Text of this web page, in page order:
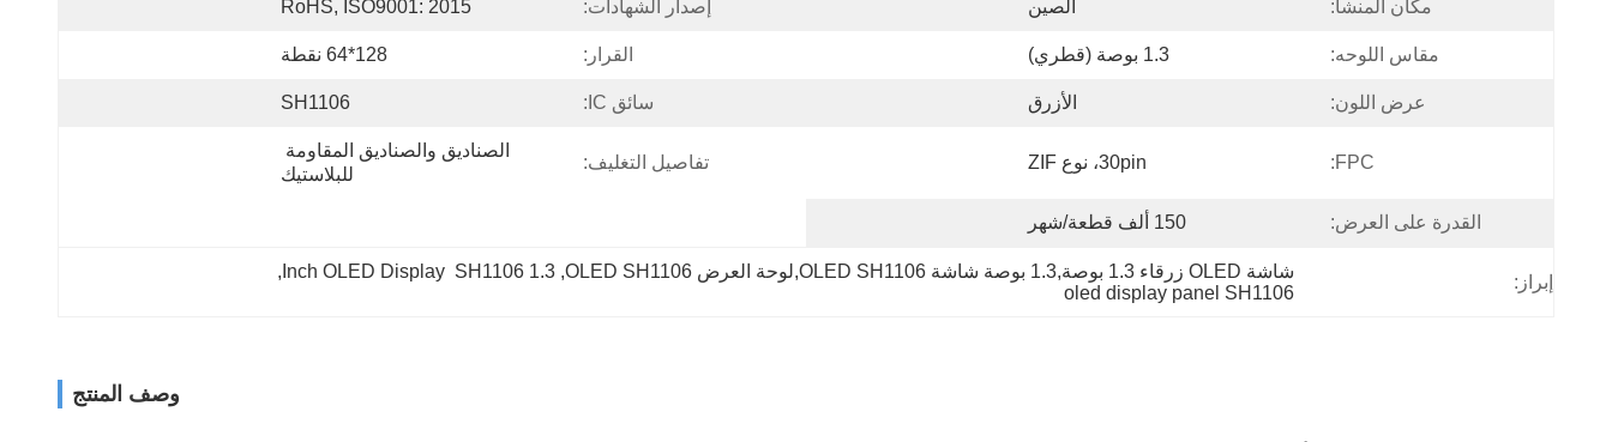
مكان المنشأ: الصين إصدار الشهادات: RoHS, ISO9001: 2015
مقاس اللوحه: 1.3 بوصة (قطري) القرار: 128*64 نقطة
عرض اللون: الأزرق سائق IC: SH1106
FPC: 30pin، نوع ZIF تفاصيل التغليف:
للبلاستيك
القدرة على العرض: 150 ألف قطعة/شهر
إبراز:
شاشة OLED زرقاء 1.3 بوصة,1.3 بوصة شاشة OLED SH1106,لوحة العرض OLED SH1106 ,
1.3 Inch OLED Display  SH1106
,
oled display panel SH1106
وصف المنتج